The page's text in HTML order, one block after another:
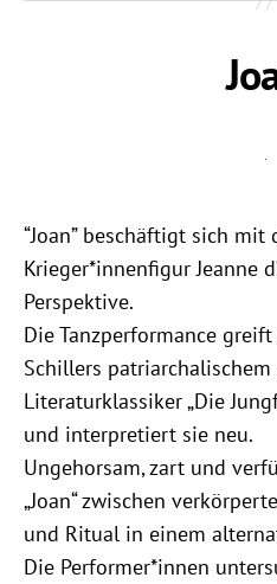
“Joan” beschäftigt sich mit
Krieger*innenfigur Jeanne
Perspektive.
Die Tanzperformance
Schillers
Literaturklassiker „Die
und interpretiert sie neu.
Ungehorsam, zart und
„Joan“ zwischen
und Ritual in einem
Die Performer*innen